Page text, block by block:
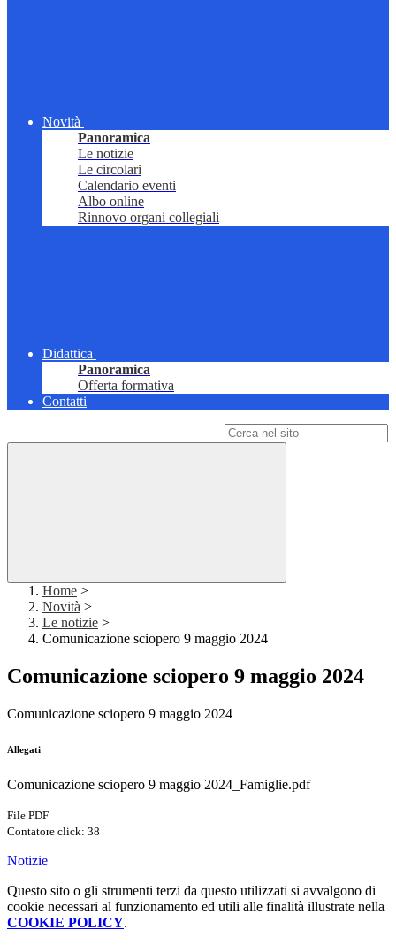
Novità
Panoramica
Le notizie
Le circolari
Calendario eventi
Albo online
Rinnovo organi collegiali
Didattica
Panoramica
Offerta formativa
Contatti
Home >
Novità >
Le notizie >
Comunicazione sciopero 9 maggio 2024
Comunicazione sciopero 9 maggio 2024
Comunicazione sciopero 9 maggio 2024
Allegati
Comunicazione sciopero 9 maggio 2024_Famiglie.pdf
File PDF
Contatore click: 38
Notizie
Questo sito o gli strumenti terzi da questo utilizzati si avvalgono di
cookie necessari al funzionamento ed utili alle finalità illustrate nella
COOKIE POLICY.